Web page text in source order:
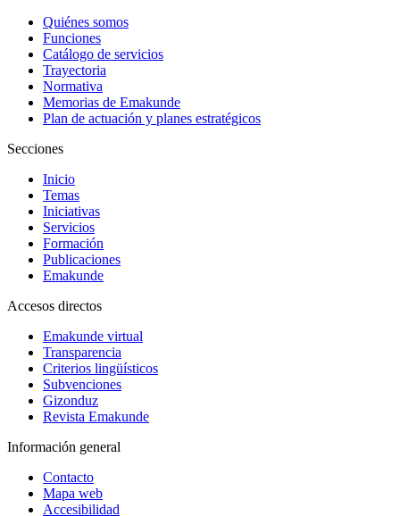
Quiénes somos
Funciones
Catálogo de servicios
Trayectoria
Normativa
Memorias de Emakunde
Plan de actuación y planes estratégicos
Secciones
Inicio
Temas
Iniciativas
Servicios
Formación
Publicaciones
Emakunde
Accesos directos
Emakunde virtual
Transparencia
Criterios lingüísticos
Subvenciones
Gizonduz
Revista Emakunde
Información general
Contacto
Mapa web
Accesibilidad